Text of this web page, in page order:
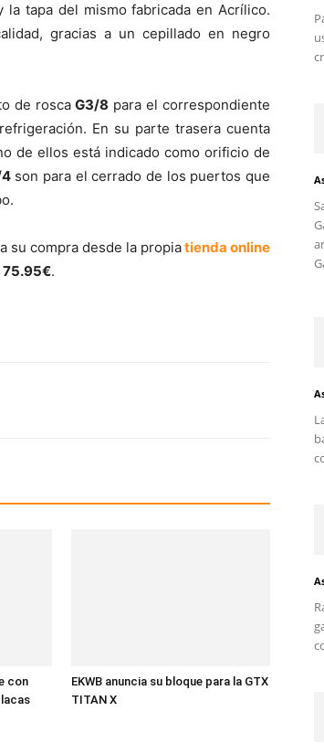
tapa del mismo fabricada en Acrílico.
gracias a un cepillado en negro
de roscaG3/8 para el correspondiente
En su parte trasera cuenta
de ellos está indicado como orificio de
4son para el cerrado de los puertos que
su compra desde la propiatienda online
75.95€.
con
EKWB anuncia su bloque para la GTX
TITAN X